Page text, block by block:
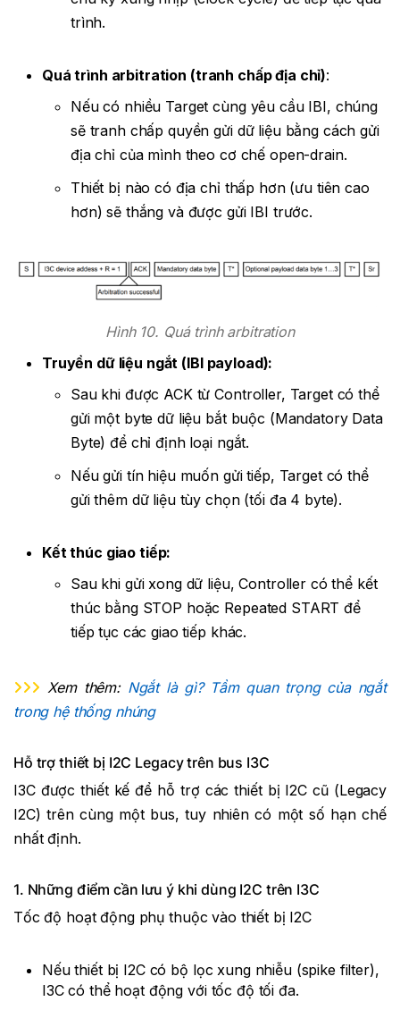
trình.
Quá trình arbitration (tranh chấp địa chỉ):
Nếu có nhiều Target cùng yêu cầu IBI, chúng
sẽ tranh chấp quyền gửi dữ liệu bằng cách gửi
địa chỉ của mình theo cơ chế open-drain.
Thiết bị nào có địa chỉ thấp hơn (ưu tiên cao
hơn) sẽ thắng và được gửi IBI trước.
Hình 10. Quá trình arbitration
Truyền dữ liệu ngắt (IBI payload):
Sau khi được ACK từ Controller, Target có thể
gửi một byte dữ liệu bắt buộc (Mandatory Data
Byte) để chỉ định loại ngắt.
Nếu gửi tín hiệu muốn gửi tiếp, Target có thể
gửi thêm dữ liệu tùy chọn (tối đa 4 byte).
Kết thúc giao tiếp:
Sau khi gửi xong dữ liệu, Controller có thể kết
thúc bằng STOP hoặc Repeated START để
tiếp tục các giao tiếp khác.
Xem thêm: Ngắt là gì? Tầm quan trọng của ngắt
trong hệ thống nhúng
Hỗ trợ thiết bị I2C Legacy trên bus I3C
I3C được thiết kế để hỗ trợ các thiết bị I2C cũ (Legacy
I2C) trên cùng một bus, tuy nhiên có một số hạn chế
nhất định.
1. Những điểm cần lưu ý khi dùng I2C trên I3C
Tốc độ hoạt động phụ thuộc vào thiết bị I2C
Nếu thiết bị I2C có bộ lọc xung nhiễu (spike filter),
I3C có thể hoạt động với tốc độ tối đa.